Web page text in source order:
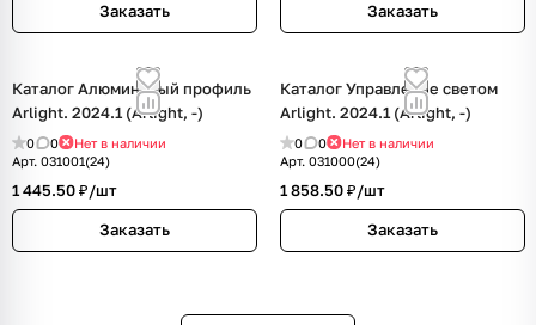
Заказать Заказать
Каталог Алюминевый профиль
Arlight. 2024.1 (Arlight, -)
0 0
Нет в наличии
Арт. 031001(24)
1 445.50 ₽/шт
Заказать
Каталог Управление светом
Arlight. 2024.1 (Arlight, -)
0 0
Нет в наличии
Арт. 031000(24)
1 858.50 ₽/шт
Заказать